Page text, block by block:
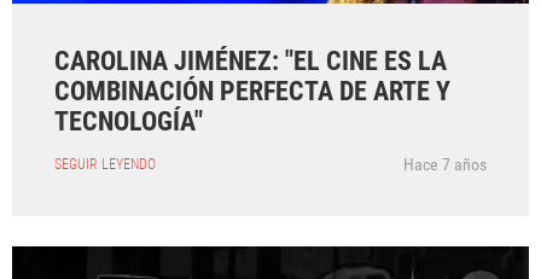
CAROLINA JIMÉNEZ: "EL CINE ES LA
COMBINACIÓN PERFECTA DE ARTE Y
TECNOLOGÍA"
SEGUIR LEYENDO Hace 7 años